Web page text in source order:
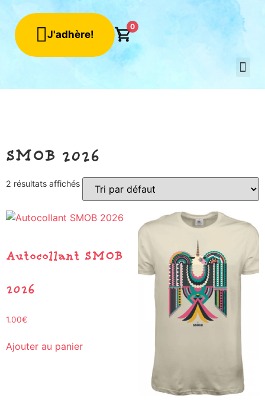
J'adhère!
0
SMOB 2026
2 résultats affichés
Autocollant SMOB
2026
1.00€
Ajouter au panier